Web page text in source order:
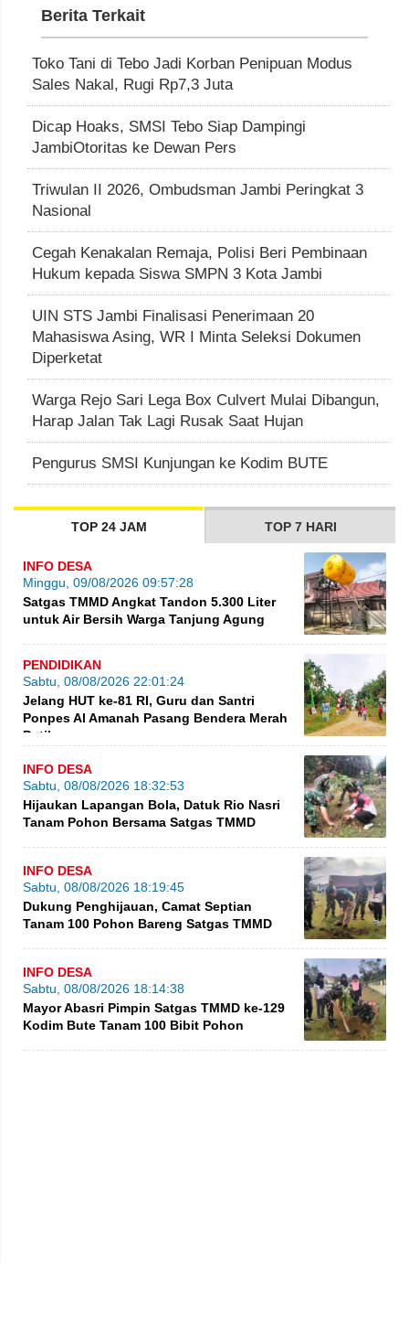
Berita Terkait
Toko Tani di Tebo Jadi Korban Penipuan Modus
Sales Nakal, Rugi Rp7,3 Juta
Dicap Hoaks, SMSI Tebo Siap Dampingi
JambiOtoritas ke Dewan Pers
Triwulan II 2026, Ombudsman Jambi Peringkat 3
Nasional
Cegah Kenakalan Remaja, Polisi Beri Pembinaan
Hukum kepada Siswa SMPN 3 Kota Jambi
UIN STS Jambi Finalisasi Penerimaan 20
Mahasiswa Asing, WR I Minta Seleksi Dokumen
Diperketat
Warga Rejo Sari Lega Box Culvert Mulai Dibangun,
Harap Jalan Tak Lagi Rusak Saat Hujan
Pengurus SMSI Kunjungan ke Kodim BUTE
TOP 24 JAM TOP 7 HARI
INFO DESA
Minggu, 09/08/2026 09:57:28
Satgas TMMD Angkat Tandon 5.300 Liter
untuk Air Bersih Warga Tanjung Agung
PENDIDIKAN
Sabtu, 08/08/2026 22:01:24
Jelang HUT ke-81 RI, Guru dan Santri
Ponpes Al Amanah Pasang Bendera Merah
Putih
INFO DESA
Sabtu, 08/08/2026 18:32:53
Hijaukan Lapangan Bola, Datuk Rio Nasri
Tanam Pohon Bersama Satgas TMMD
INFO DESA
Sabtu, 08/08/2026 18:19:45
Dukung Penghijauan, Camat Septian
Tanam 100 Pohon Bareng Satgas TMMD
INFO DESA
Sabtu, 08/08/2026 18:14:38
Mayor Abasri Pimpin Satgas TMMD ke-129
Kodim Bute Tanam 100 Bibit Pohon